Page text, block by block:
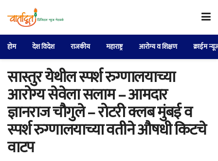
होम देश विदेश राजकीय महाराष्ट्र आरोग्य व शिक्षण क्राईम
सास्तुर येथील स्पर्श रुग्णालयाच्या
आरोग्य सेवेला सलाम – आमदार
ज्ञानराज चौगुले – रोटरी क्लब मुंबई व
स्पर्श रुग्णालयाच्या वतीने औषधी किटचे
वाटप